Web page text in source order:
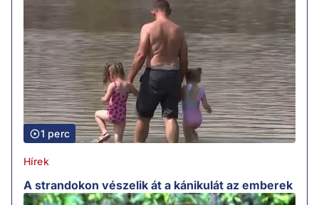
1 perc
Hírek
A strandokon vészelik át a kánikulát az emberek